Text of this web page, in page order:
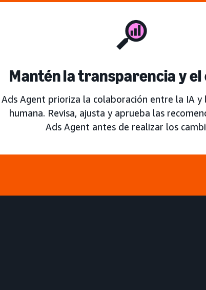
Mantén la transparencia y
Ads Agent prioriza la colaboración entre la IA y
humana. Revisa, ajusta y aprueba las
Ads Agent antes de realizar los